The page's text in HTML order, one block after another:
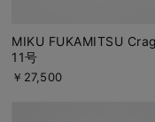
MIKU FUKAMITSU
11号
￥27,500